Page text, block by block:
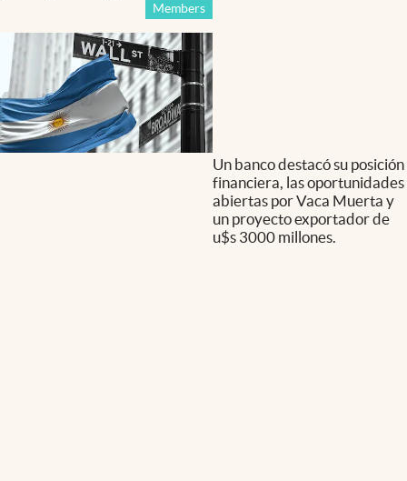
Members
Un banco destacó su posición
financiera, las oportunidades
abiertas por Vaca Muerta y
un proyecto exportador de
u$s 3000 millones.